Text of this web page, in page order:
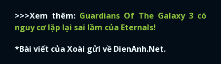
>>>Xem thêm: Guardians Of The Galaxy 3 có
nguy cơ lặp lại sai lầm của Eternals!
*Bài viết của Xoài gửi về DienAnh.Net.